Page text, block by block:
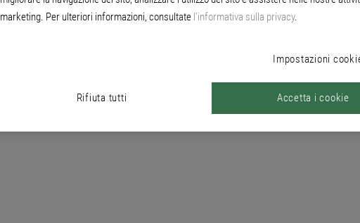
Brillux
PRODOTTI
marketing. Per ulteriori informazioni, consultate l’informativa sulla privacy.
Impostazioni
Rifiuta tutti Accetta i cookie